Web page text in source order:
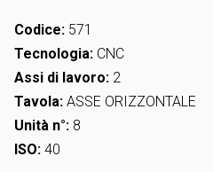
Codice: 571
Tecnologia: CNC
Assi di lavoro: 2
Tavola: ASSE ORIZZONTALE
Unità n°: 8
ISO: 40